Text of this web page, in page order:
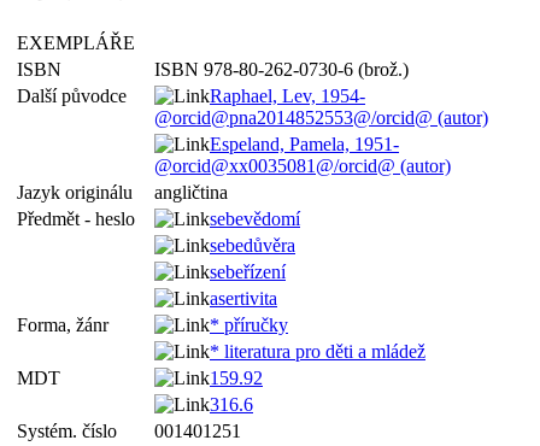
EXEMPLÁŘE
ISBN
ISBN 978-80-262-0730-6 (brož.)
Další původce
Raphael, Lev, 1954-
@orcid@pna2014852553@/orcid@ (autor)
Espeland, Pamela, 1951-
@orcid@xx0035081@/orcid@ (autor)
Jazyk originálu
angličtina
Předmět - heslo
sebevědomí
sebedůvěra
sebeřízení
asertivita
Forma, žánr
* příručky
* literatura pro děti a mládež
MDT
159.92
316.6
Systém. číslo
001401251